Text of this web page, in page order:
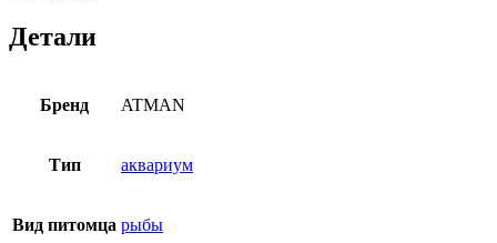
Детали
Бренд ATMAN
Тип аквариум
Вид питомца рыбы